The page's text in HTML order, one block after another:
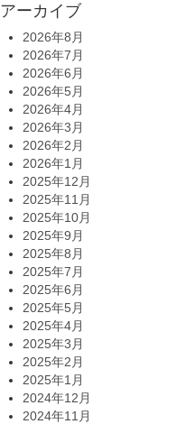
アーカイブ
2026年8月
2026年7月
2026年6月
2026年5月
2026年4月
2026年3月
2026年2月
2026年1月
2025年12月
2025年11月
2025年10月
2025年9月
2025年8月
2025年7月
2025年6月
2025年5月
2025年4月
2025年3月
2025年2月
2025年1月
2024年12月
2024年11月